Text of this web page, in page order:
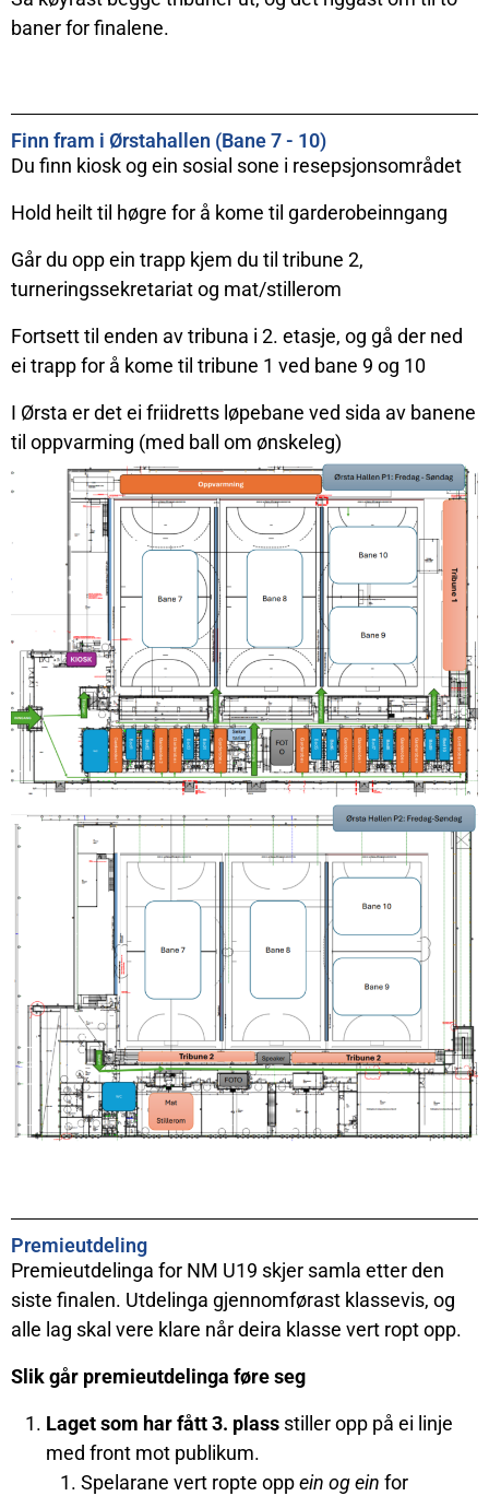
baner for finalene.
Finn fram i Ørstahallen (Bane 7 - 10)
Du finn kiosk og ein sosial sone i resepsjonsområdet
Hold heilt til høgre for å kome til garderobeinngang
Går du opp ein trapp kjem du til tribune 2,
turneringssekretariat og mat/stillerom
Fortsett til enden av tribuna i 2. etasje, og gå der ned
ei trapp for å kome til tribune 1 ved bane 9 og 10
I Ørsta er det ei friidretts løpebane ved sida av banene
til oppvarming (med ball om ønskeleg)
Premieutdeling
Premieutdelinga for NM U19 skjer samla etter den
siste finalen. Utdelinga gjennomførast klassevis, og
alle lag skal vere klare når deira klasse vert ropt opp.
Slik går premieutdelinga føre seg
Laget som har fått 3. plass stiller opp på ei linje
med front mot publikum.
Spelarane vert ropte oppein og ein for